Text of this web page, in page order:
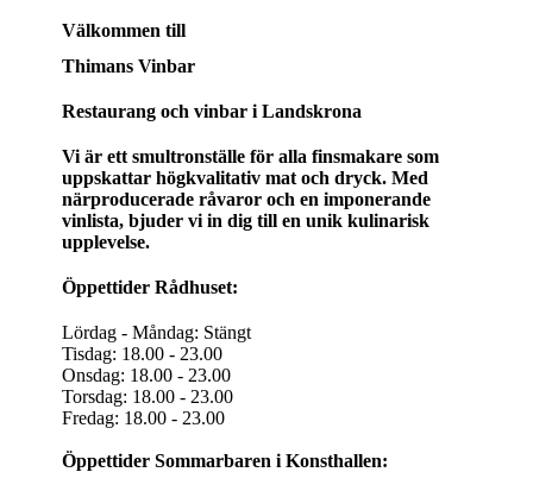
Välkommen till
Thimans Vinbar
Restaurang och vinbar i Landskrona
Vi är ett smultronställe för alla finsmakare som
uppskattar högkvalitativ mat och dryck. Med
närproducerade råvaror och en imponerande
vinlista, bjuder vi in dig till en unik kulinarisk
upplevelse.
Öppettider Rådhuset:
Lördag - Måndag: Stängt
Tisdag: 18.00 - 23.00
Onsdag: 18.00 - 23.00
Torsdag: 18.00 - 23.00
Fredag: 18.00 - 23.00
Öppettider Sommarbaren i Konsthallen: